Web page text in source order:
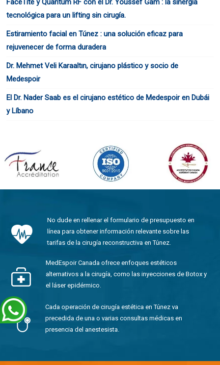
FaceTite y Quantum RF con el Dr. Youssef Gam : la sinergia
tecnológica para un lifting sin cirugía.
Estiramiento facial en Túnez : una solución eficaz para
rejuvenecer de forma duradera
Dr. Mehmet Veli Karaaltın, cirujano plástico y socio de
Medespoir
El Dr. Nader Saab es el cirujano estético de Medespoir en Dubái
y Líbano
No dude en rellenar el formulario de presupuesto en
línea para obtener información relevante sobre las
tarifas de la cirugía reconstructiva en Túnez.
MedEspoir Canada ofrece enfoques estéticos
alternativos a la cirugía, como las inyecciones de Botox y
el láser epidérmico.
Cada operación de cirugía estética en Túnez va
precedida de una o varias consultas médicas en
presencia del anestesista.